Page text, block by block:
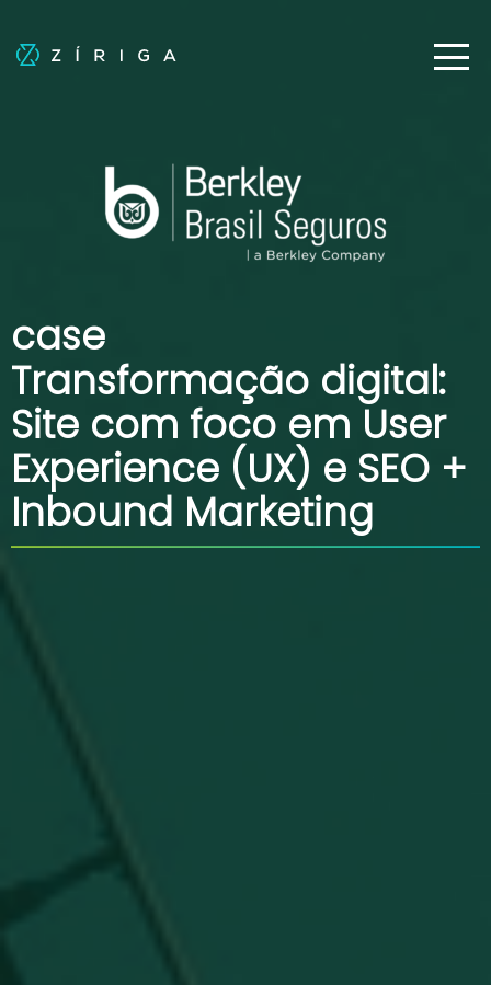
case
Transformação digital:
Site com foco em User
Experience (UX) e SEO +
Inbound Marketing